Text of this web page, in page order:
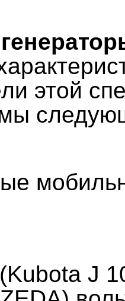
этой
J